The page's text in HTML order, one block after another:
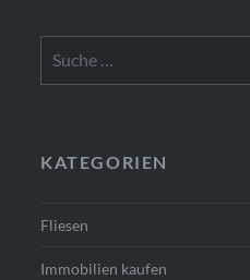
nach:
KATEGORIEN
Fliesen
Immobilien kaufen